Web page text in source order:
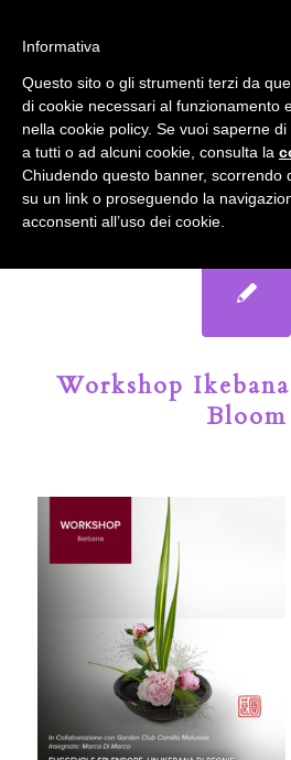
Il Blog del Garden
Workshop
Bloom
accetta l'uso dei cookies previsto
Fai clic per abilitare/
Google Analytics.
OK Privacy e
Informativa
Questo sito o gli strumenti terzi da
di cookie necessari al funzionamento
nella cookie policy. Se vuoi saperne
a tutti o ad alcuni cookie, consulta la
Chiudendo questo banner, scorrendo
su un link o proseguendo la
acconsenti all’uso dei cookie.